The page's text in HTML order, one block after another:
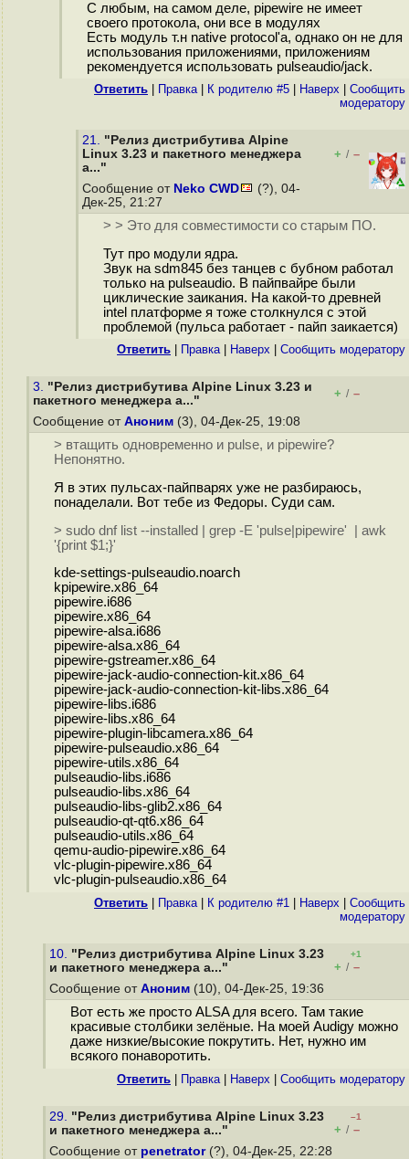
С любым, на самом деле, pipewire не имеет
своего протокола, они все в модулях
Есть модуль т.н native protocol'а, однако он не для
использования приложениями, приложениям
рекомендуется использовать pulseaudio/jack.
Ответить Правка| К родителю #5 Наверх
Cообщить
модератору
21. "Релиз дистрибутива Alpine
Linux 3.23 и пакетного менеджера
a..."
+ / –
Сообщение от Neko CWD
(?), 04-
Дек-25, 21:27
> > Это для совместимости со старым ПО.
Тут про модули ядра.
Звук на sdm845 без танцев с бубном работал
только на pulseaudio. В пайпвайре были
циклические заикания. На какой-то древней
intel платформе я тоже столкнулся с этой
проблемой (пульса работает - пайп заикается)
Ответить Правка| Наверх Cообщить модератору
3. "Релиз дистрибутива Alpine Linux 3.23 и
пакетного менеджера a..."
+ / –
Сообщение от Аноним (3), 04-Дек-25, 19:08
> втащить одновременно и pulse, и pipewire?
Непонятно.
Я в этих пульсах-пайпварях уже не разбираюсь,
понаделали. Вот тебе из Федоры. Суди сам.
> sudo dnf list --installed | grep -E 'pulse|pipewire' | awk
'{print $1;}'
kde-settings-pulseaudio.noarch
kpipewire.x86_64
pipewire.i686
pipewire.x86_64
pipewire-alsa.i686
pipewire-alsa.x86_64
pipewire-gstreamer.x86_64
pipewire-jack-audio-connection-kit.x86_64
pipewire-jack-audio-connection-kit-libs.x86_64
pipewire-libs.i686
pipewire-libs.x86_64
pipewire-plugin-libcamera.x86_64
pipewire-pulseaudio.x86_64
pipewire-utils.x86_64
pulseaudio-libs.i686
pulseaudio-libs.x86_64
pulseaudio-libs-glib2.x86_64
pulseaudio-qt-qt6.x86_64
pulseaudio-utils.x86_64
qemu-audio-pipewire.x86_64
vlc-plugin-pipewire.x86_64
vlc-plugin-pulseaudio.x86_64
Ответить Правка| К родителю #1 Наверх
Cообщить
модератору
10. "Релиз дистрибутива Alpine Linux 3.23
и пакетного менеджера a..."
+1
+ / –
Сообщение от Аноним (10), 04-Дек-25, 19:36
Вот есть же просто ALSA для всего. Там такие
красивые столбики зелёные. На моей Аudigy можно
даже низкие/высокие покрутить. Нет, нужно им
всякого понаворотить.
Ответить Правка| Наверх Cообщить модератору
29. "Релиз дистрибутива Alpine Linux 3.23
и пакетного менеджера a..."
–1
+ / –
Сообщение от penetrator(?), 04-Дек-25, 22:28